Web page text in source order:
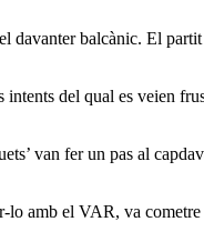
davanter balcànic. El
intents del qual es veien
van fer un pas al
lo amb el VAR, va